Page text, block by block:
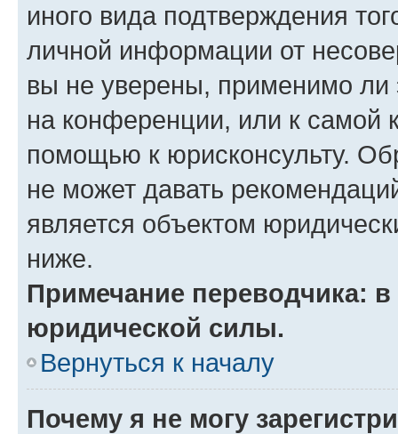
иного вида подтверждения
личной информации от
вы не уверены, применимо ли
на конференции, или к самой
помощью к юрисконсульту.
не может давать
является объектом
ниже.
Примечание переводчика:
юридической силы.
Вернуться к началу
Почему я не могу